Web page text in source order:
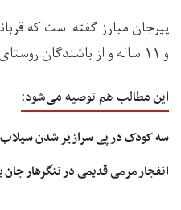
و ۱۱ ساله‌ و از باشندگان روستای تاتارچل این ولسوالی بوده‌اند.
این مطالب هم توصیه می‌شود:
سه کودک در پی سرازیر شدن سیلاب
انفجار مرمی قدیمی در ننگرهار